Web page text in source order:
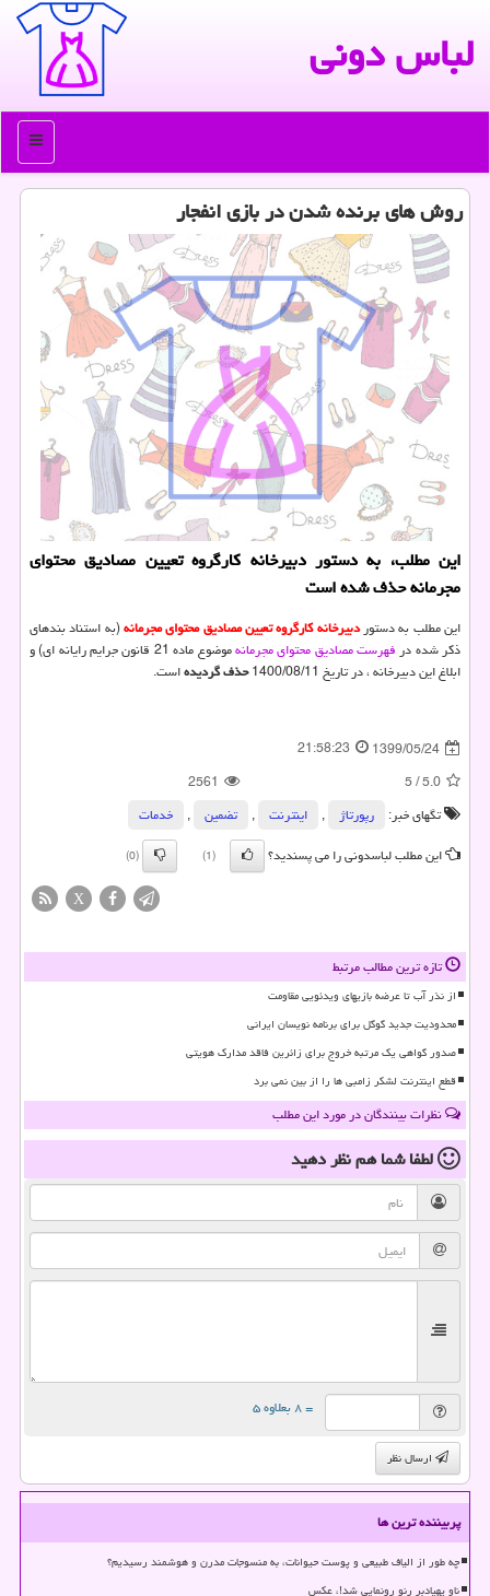
لباس دونی
منو
روش های برنده شدن در بازی انفجار
این مطلب، به دستور دبیرخانه كارگروه تعیین مصادیق محتوای
مجرمانه حذف شده است
این مطلب به دستوردبیرخانه كارگروه تعیین مصادیق محتوای مجرمانه(به استناد بندهای
ذکر شده در فهرست مصادیق محتوای مجرمانه
موضوع ماده 21 قانون جرایم رایانه ای) و
ابلاغ این دبیرخانه ، در تاریخ 1400/08/11
حذف گردیدهاست.
1399/05/24
21:58:23
5.0
/
5
2561
تگهای خبر:
رپورتاژ , اینترنت , تضمین ,
خدمات
این مطلب لباسدونی را می پسندید؟
(1)
(0)
X
تازه ترین مطالب مرتبط
از نذر آب تا عرضه بازیهای ویدئویی مقاومت
محدودیت جدید گوگل برای برنامه نویسان ایرانی
صدور گواهی یک مرتبه خروج برای زائرین فاقد مدارک هویتی
قطع اینترنت لشکر زامبی ها را از بین نمی برد
نظرات بینندگان در مورد این مطلب
لطفا شما همنظر دهید
= ۸ بعلاوه ۵
ارسال نظر
پربیننده ترین ها
چه طور از الیاف طبیعی و پوست حیوانات، به منسوجات مدرن و هوشمند رسیدیم؟
ناو پهپادبر رنو رونمایی شد!، عکس